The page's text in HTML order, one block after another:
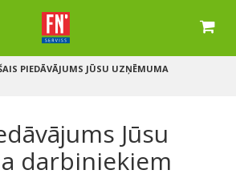
PIEDĀVĀJUMS JŪSU UZŅĒMUMA
Jūsu
darbiniekiem